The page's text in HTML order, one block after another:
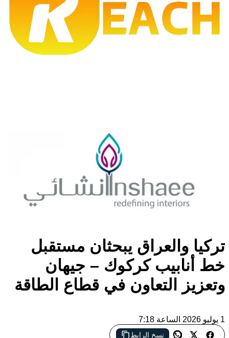
تركيا والعراق يبحثان مستقبل
خط أنابيب كركوك – جيهان
وتعزيز التعاون في قطاع الطاقة
1 يوليو 2026 الساعة 7:18
نسخ الرابط